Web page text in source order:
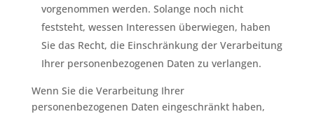
vorgenommen werden. Solange noch nicht
feststeht, wessen Interessen überwiegen, haben
Sie das Recht, die Einschränkung der Verarbeitung
Ihrer personenbezogenen Daten zu verlangen.
Wenn Sie die Verarbeitung Ihrer
personenbezogenen Daten eingeschränkt haben,